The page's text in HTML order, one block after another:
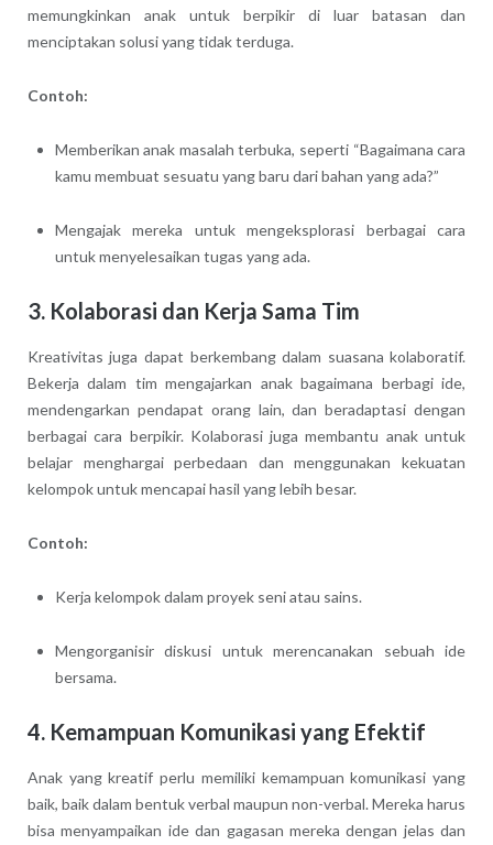
memungkinkan anak untuk berpikir di luar batasan dan
menciptakan solusi yang tidak terduga.
Contoh:
Memberikan anak masalah terbuka, seperti “Bagaimana cara
kamu membuat sesuatu yang baru dari bahan yang ada?”
Mengajak mereka untuk mengeksplorasi berbagai cara
untuk menyelesaikan tugas yang ada.
3. Kolaborasi dan Kerja Sama Tim
Kreativitas juga dapat berkembang dalam suasana kolaboratif.
Bekerja dalam tim mengajarkan anak bagaimana berbagi ide,
mendengarkan pendapat orang lain, dan beradaptasi dengan
berbagai cara berpikir. Kolaborasi juga membantu anak untuk
belajar menghargai perbedaan dan menggunakan kekuatan
kelompok untuk mencapai hasil yang lebih besar.
Contoh:
Kerja kelompok dalam proyek seni atau sains.
Mengorganisir diskusi untuk merencanakan sebuah ide
bersama.
4. Kemampuan Komunikasi yang Efektif
Anak yang kreatif perlu memiliki kemampuan komunikasi yang
baik, baik dalam bentuk verbal maupun non-verbal. Mereka harus
bisa menyampaikan ide dan gagasan mereka dengan jelas dan